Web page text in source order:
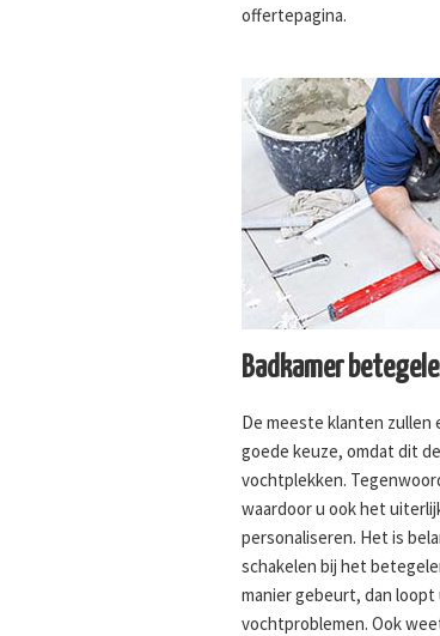
offertepagina.
Badkamer
De meeste klanten zullen
goede keuze, omdat dit
vochtplekken.
waardoor u ook het
personaliseren. Het is
schakelen bij het
manier gebeurt, dan
vochtproblemen. Ook